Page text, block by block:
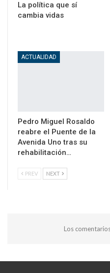
La política que sí
cambia vidas
ACTUALIDAD
Pedro Miguel Rosaldo
reabre el Puente de la
Avenida Uno tras su
rehabilitación…
PREV NEXT
Los